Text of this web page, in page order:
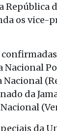
os
Nacional
Nacional
da
da